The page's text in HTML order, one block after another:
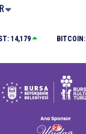
Yolcu otobüsünün
14,179 BITCOIN: